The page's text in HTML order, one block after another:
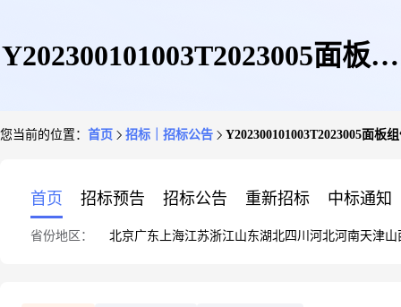
Y202300101003T2023005面板组
您当前的位置： 首页 招标｜招标公告 Y202300101003T2023005面板
首页 招标预告 招标公告 重新招标 中标通知
省份地区： 北京广东 上海江苏浙江山东湖北四川 河北河南天津山